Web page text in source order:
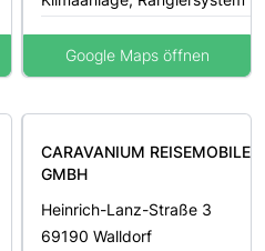
Google Maps öffnen
CARAVANIUM REISEMOBILE
GMBH
Heinrich-Lanz-Straße 3
69190 Walldorf